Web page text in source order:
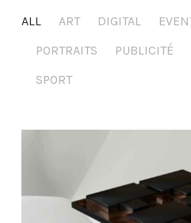
ALL ART DIGITAL
PORTRAITS
PUBLICITÉ
SPORT